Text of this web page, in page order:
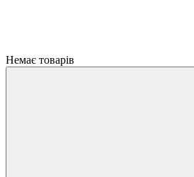
Немає товарів